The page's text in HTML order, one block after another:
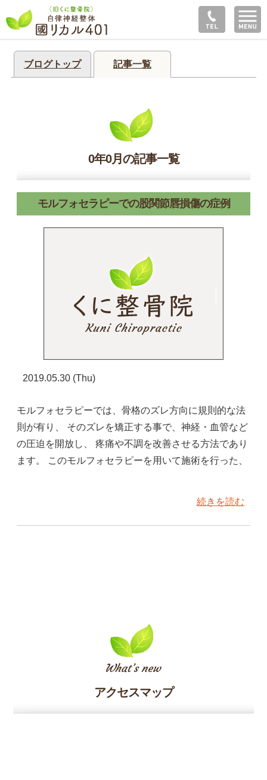
ブログトップ 記事一覧
0年0月の記事一覧
モルフォセラピーでの股関節唇損傷の症例
2019.05.30 (Thu)
モルフォセラピーでは、骨格のズレ方向に規則的な法
則が有り、 そのズレを矯正する事で、神経・血管など
の圧迫を開放し、 疼痛や不調を改善させる方法であり
ます。 このモルフォセラピーを用いて施術を行った、
続きを読む
アクセスマップ